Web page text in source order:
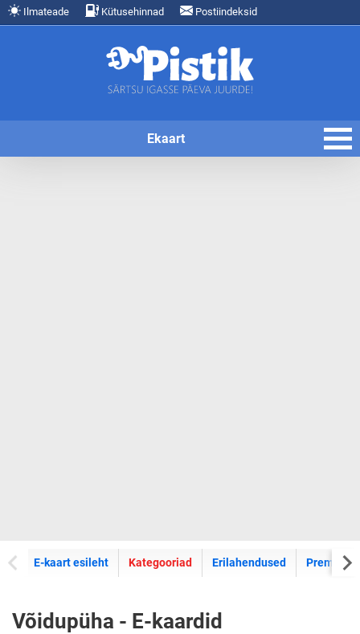
Ilmateade Kütusehinnad Postiindeksid
Ekaart
E-kaart esileht E-kaartide
Kategooriad Erilahendused Premium
Võidupüha - E-kaardid